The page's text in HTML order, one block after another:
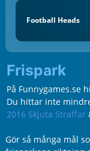
Football Heads
Frispark
På Funnygames.se
Du hittar inte
2016 Skjuta Straffar
Gör så många mål